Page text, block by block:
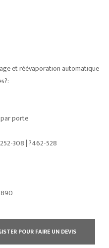
et réévaporation automatique
porte
308 | ?462-528
890
POUR FAIRE UN DEVIS